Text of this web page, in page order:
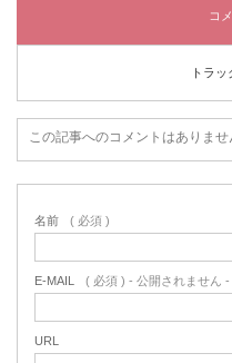
コ
トラ
この記事へのコメントはありませ
名前 ( 必須 )
E-MAIL ( 必須 ) - 公開されません -
URL